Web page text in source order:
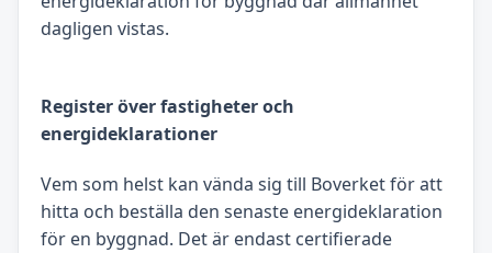
dagligen vistas.
Register över fastigheter och
energideklarationer
Vem som helst kan vända sig till Boverket för att
hitta och beställa den senaste energideklaration
för en byggnad. Det är endast certifierade